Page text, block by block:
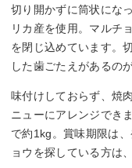
切り開かずに筒状にな
リカ産を使用。マルチ
を閉じ込めています。
した歯ごたえがあるの
味付けしておらず、焼
ニューにアレンジでき
で約1kg。賞味期限は
ョウを探している方は